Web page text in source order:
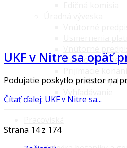
Hodnotenie
Archív hlavných
UKF v Nitre sa opäť
Podujatie poskytlo priestor na
Čítať ďalej: UKF v Nitre sa...
Strana 14 z 174